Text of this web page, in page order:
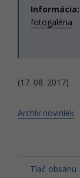
Informácia:
fotogaléria
(17. 08. 2017)
Archív noviniek
Tlač obsahu